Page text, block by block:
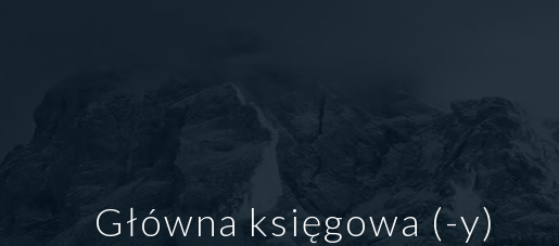
Główna księgowa (-y)